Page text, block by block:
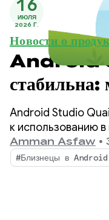
16
ИЮЛЯ
2026 Г.
Новости о
Android
стабильна:
помощью
Android
Android Studio
к использованию
вашему IDE новые
параллельным
встроенному
Amman Asfaw •
#Близнецы в